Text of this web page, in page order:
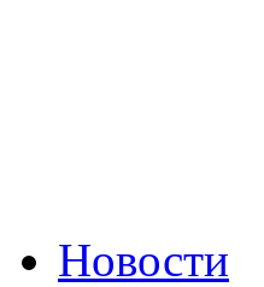
Новости